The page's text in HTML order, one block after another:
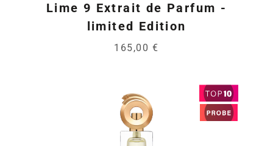
Lime 9 Extrait de Parfum -
limited Edition
165,00 €